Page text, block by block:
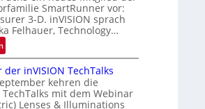
SmartRunner vor:
3-D. inVISION sprach
Felhauer, Technology…
:
U
n
b
e
der inVISION TechTalks
kehren die
TechTalks mit dem Webinar
Lenses & Illuminations